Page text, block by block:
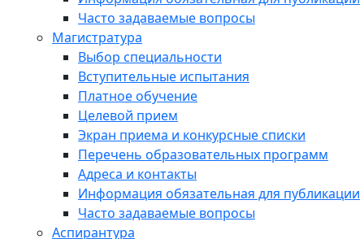
Часто задаваемые вопросы
Магистратура
Выбор специальности
Вступительные испытания
Платное обучение
Целевой прием
Экран приема и конкурсные списки
Перечень образовательных программ
Адреса и контакты
Информация обязательная для публикации
Часто задаваемые вопросы
Аспирантура